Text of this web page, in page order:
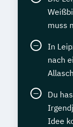
muss
In
nach
Du
Idee